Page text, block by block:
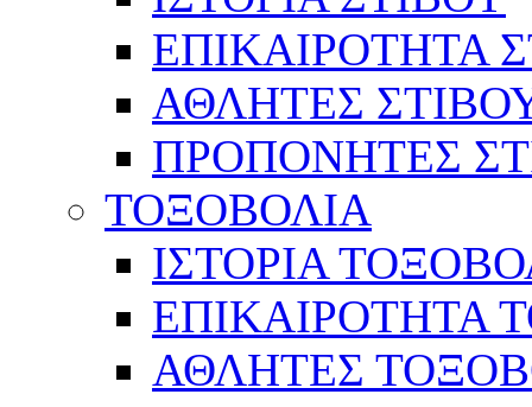
ΕΠΙΚΑΙΡΟΤΗΤΑ
ΑΘΛΗΤΕΣ
ΠΡΟΠΟΝΗΤΕΣ
ΤΟΞΟΒΟΛΙΑ
ΙΣΤΟΡΙΑ
ΕΠΙΚΑΙΡΟΤΗΤΑ
ΑΘΛΗΤΕΣ